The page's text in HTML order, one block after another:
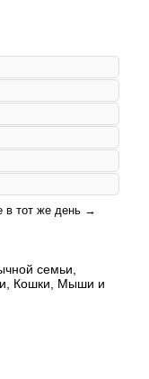
в тот же день →
семьи,
Кошки, Мыши и